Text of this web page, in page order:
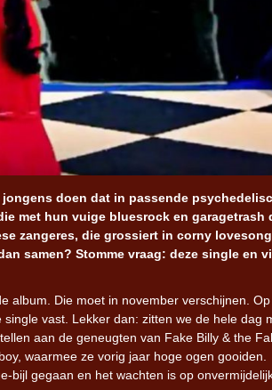
doen dat in passende
met hun vuige bluesrock en garagetrash
zangeres, die grossiert in corny
samen? Stomme vraag: deze single en
album. Die moet in november verschijnen.
vast. Lekker dan: zitten we de hele dag
aan de geneugten van Fake Billy & the
waarmee ze vorig jaar hoge ogen gooiden.
bijl gegaan en het wachten is op